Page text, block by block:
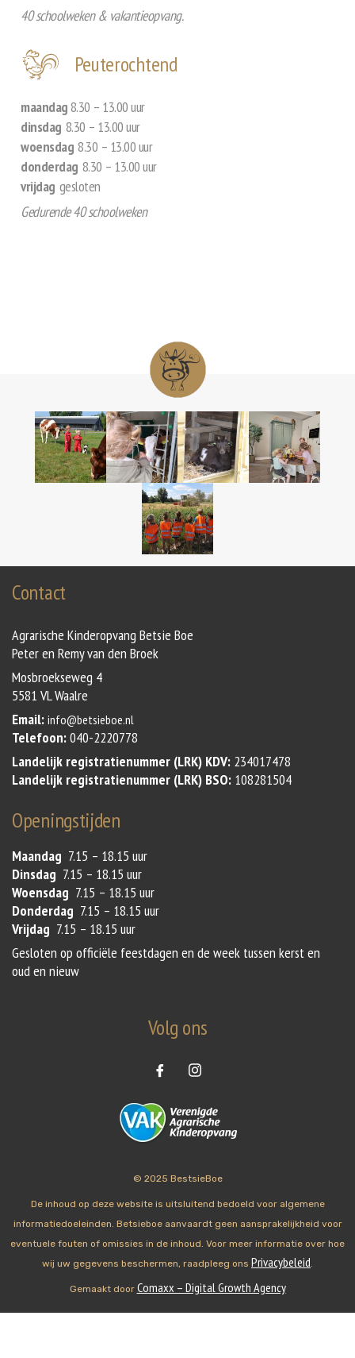
40 schoolweken & vakantieopvang.
Peuterochtend
maandag 8.30 – 13.00 uur
dinsdag 8.30 – 13.00 uur
woensdag 8.30 – 13.00 uur
donderdag 8.30 – 13.00 uur
vrijdag gesloten
Gedurende 40 schoolweken
Contact
Agrarische Kinderopvang Betsie Boe
Peter en Remy van den Broek
Mosbroekseweg 4
5581 VL Waalre
Email: info@betsieboe.nl
Telefoon:040-2220778
Landelijk registratienummer (LRK) KDV: 234017478
Landelijk registratienummer (LRK) BSO: 108281504
Openingstijden
Maandag 7.15 – 18.15 uur
Dinsdag 7.15 – 18.15 uur
Woensdag 7.15 – 18.15 uur
Donderdag 7.15 – 18.15 uur
Vrijdag 7.15 – 18.15 uur
Gesloten op officiële feestdagen en de week tussen kerst en
oud en nieuw
Volg ons
© 2025 BestsieBoe
De inhoud op deze website is uitsluitend bedoeld voor algemene
informatiedoeleinden. Betsieboe aanvaardt geen aansprakelijkheid voor
eventuele fouten of omissies in de inhoud. Voor meer informatie over hoe
wij uw gegevens beschermen, raadpleeg ons Privacybeleid
Gemaakt door Comaxx – Digital Growth Agency